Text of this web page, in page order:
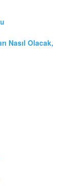
Nasıl Olacak,